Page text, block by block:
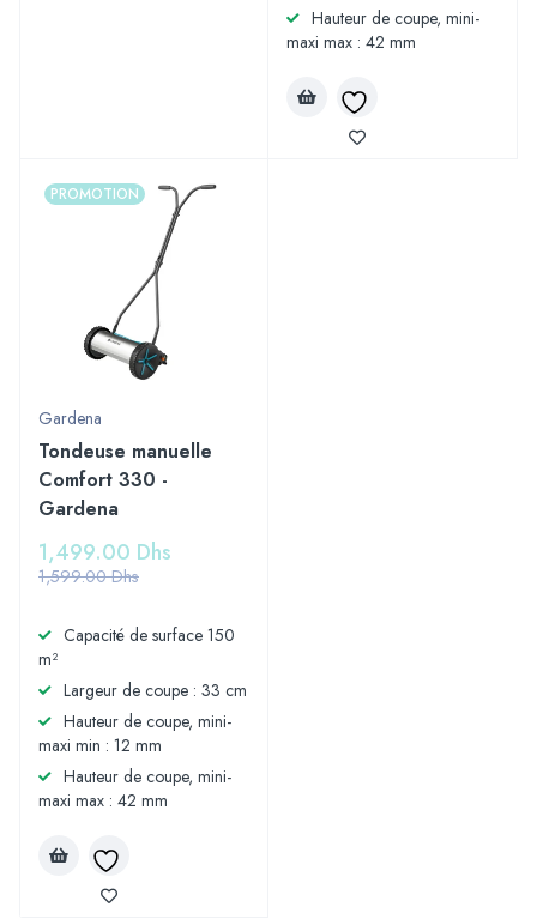
Hauteur de coupe, mini-
maxi max : 42 mm
PROMOTION
Gardena
Tondeuse manuelle
Comfort 330 -
Gardena
1,599.00Dhs
1,499.00 Dhs
Capacité de surface 150
m²
Largeur de coupe : 33 cm
Hauteur de coupe, mini-
maxi min : 12 mm
Hauteur de coupe, mini-
maxi max : 42 mm